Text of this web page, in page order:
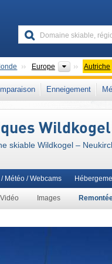
Europe Continents
Autriche
Europe Continents
Autriche
l'Ouest, Europe centrale, Union
Enneigement
skiable Wildkogel –
Vidéo Images
Météo / Webcams